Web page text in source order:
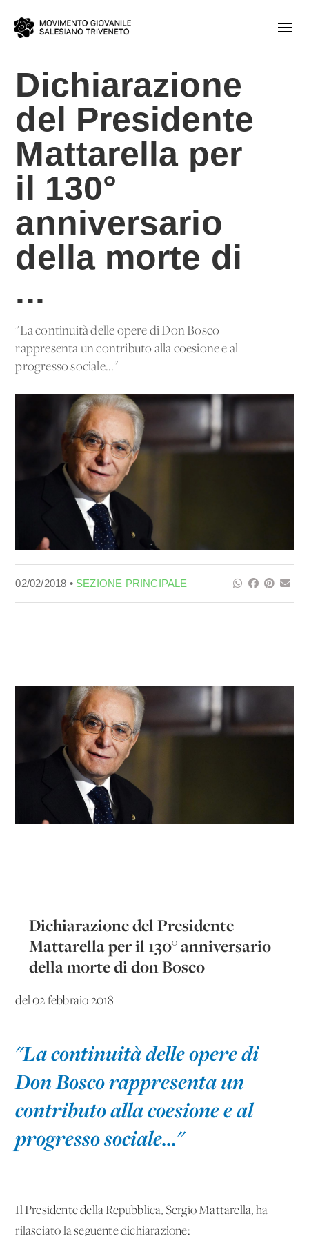
Dichiarazione
del Presidente
Mattarella per
il 130°
anniversario
della morte di
...
"La continuità delle opere di Don Bosco
rappresenta un contributo alla coesione e al
progresso sociale..."
02/02/2018 • SEZIONE PRINCIPALE
Dichiarazione del Presidente
Mattarella per il 130° anniversario
della morte di don Bosco
del 02 febbraio 2018
"La continuità delle opere di
Don Bosco rappresenta un
contributo alla coesione e al
progresso sociale..."
Il Presidente della Repubblica, Sergio Mattarella, ha
rilasciato la seguente dichiarazione: